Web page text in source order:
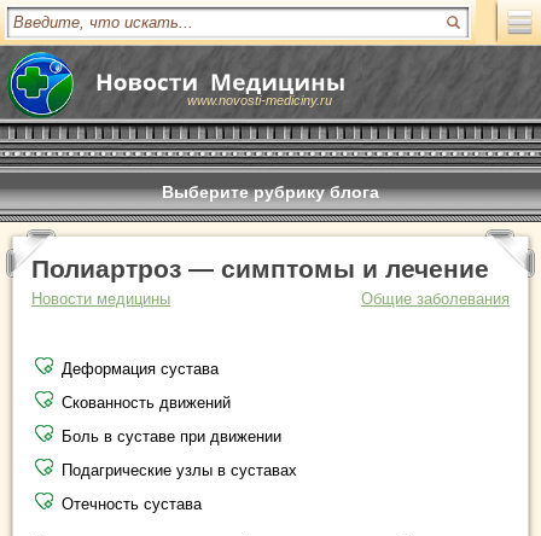
www.novosti-mediciny.ru
Выберите рубрику блога
Полиартроз — симптомы и лечение
Новости медицины Общие заболевания
Деформация сустава
Скованность движений
Боль в суставе при движении
Подагрические узлы в суставах
Отечность сустава